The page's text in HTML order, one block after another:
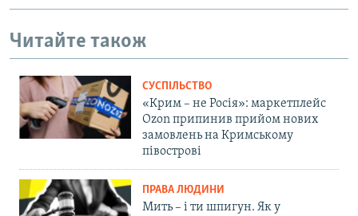
Читайте також
СУСПІЛЬСТВО
«Крим – не Росія»: маркетплейс
Ozon припинив прийом нових
замовлень на Кримському
півострові
ПРАВА ЛЮДИНИ
Мить – і ти шпигун. Як у